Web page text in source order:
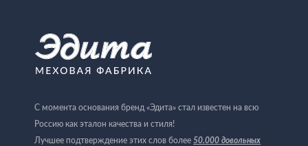
С момента основания бренд «Эдита» стал известен на всю
Россию как эталон качества и стиля!
Лучшее подтверждение этих слов более 50.000 довольных